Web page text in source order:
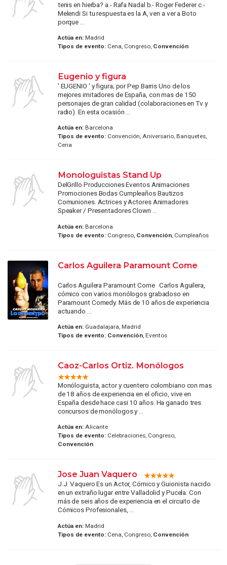
tenis en hierba? a.- Rafa Nadal b.- Roger Federer c.-
Melendi Si tu respuesta es la A, ven a ver a Boto
porque ...
Actúa en:Madrid
Tipos de evento:Cena, Congreso, Convención
Eugenio y figura
' EUGENIO ' y figura; por Pep Barris Uno de los
mejores imitadores de España, con mas de 150
personajes de gran calidad (colaboraciones en Tv y
radio). En esta ocasión ...
Actúa en:Barcelona
Tipos de evento:Convención, Aniversario, Banquetes,
Cena
Monologuistas Stand Up
DelGrillo Producciones Eventos Animaciones
Promociones Bodas Cumpleaños Bautizos
Comuniones. Actrices y Actores Animadores
Speaker / Presentadores Clown ...
Actúa en:Barcelona
Tipos de evento:Congreso, Convención, Cumpleaños
Carlos Aguilera Paramount Come
Carlos Aguilera Paramount Come Carlos Aguilera,
cómico con varios monólogos grabadoso en
Paramount Comedy. Más de 10 años de experiencia
actuando ...
Actúa en:Guadalajara, Madrid
Tipos de evento: Convención, Eventos
Caoz-Carlos Ortiz. Monólogos
Monóloguista, actor y cuentero colombiano con mas
de 18 años de experiencia en el oficio, vive en
España desde hace casi 10 años. Ha ganado tres
concursos de monólogos y ...
Actúa en:Alicante
Tipos de evento:Celebraciones, Congreso,
Convención
Jose Juan Vaquero
J.J. Vaquero Es un Actor, Cómico y Guionista nacido
en un extraño lugar entre Valladolid y Pucela. Con
más de seis años de experiencia en el circuito de
Cómicos Profesionales, ...
Actúa en:Madrid
Tipos de evento:Cena, Congreso, Convención